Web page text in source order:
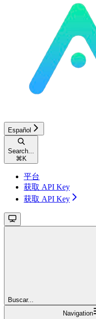
Español
Search...
⌘ K
平台
获取 API Key
获取 API Key
Buscar...
Navigation